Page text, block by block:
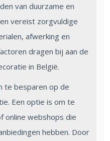
van duurzame en
vereist zorgvuldige
afwerking en
dragen bij aan de
in België.
te besparen op de
Een optie is om te
online webshops die
hebben. Door